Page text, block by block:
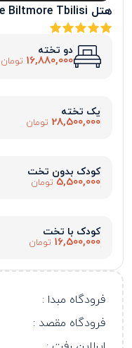
هتل the Biltmore Tbilisi
دو تخته
16,880,000 تومان
یک تخته
28,500,000 تومان
کودک بدون تخت
5,500,000 تومان
کودک با تخت
16,500,000 تومان
فرودگاه مبدا :
فرودگاه مقصد :